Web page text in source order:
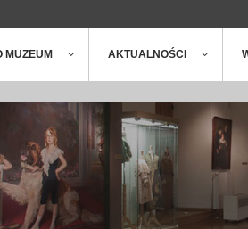
MUZEUM AKTUALNOŚCI